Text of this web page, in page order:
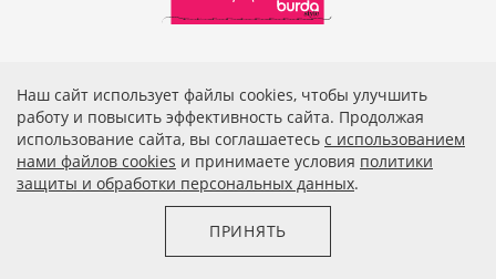
ОНЛАЙН-КУРСЫ
О ПРОЕКТЕ
КОНТАКТЫ
Наш сайт использует файлы cookies, чтобы улучшить
работу и повысить эффективность сайта. Продолжая
использование сайта, вы соглашаетесь c использованием
нами файлов cookies и принимаете условия политики
защиты и обработки персональных данных.
ПРИНЯТЬ